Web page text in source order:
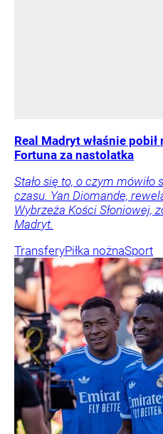
Real Madryt właśnie
Fortuna za nastolatka
Stało się to, o czym mówiło
czasu. Yan Diomande,
Wybrzeża Kości Słoniowej,
Madryt.
TransferyPiłka nożnaSport